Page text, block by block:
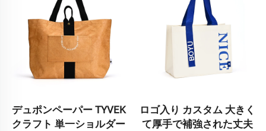
ペーパー TYVEK
単一ショルダー
ロゴ入り カスタム 大きく
て厚手で補強された丈夫
再利用
ミ箔断